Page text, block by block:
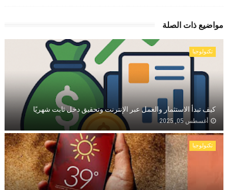
مواضيع ذات الصلة
تكنولوجيا
كيف تبدأ الاستثمار والعمل عبر الإنترنت وتحقيق دخل ثابت شهريًا
أغسطس 05, 2025
تكنولوجيا